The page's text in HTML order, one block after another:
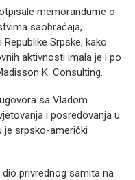
memorandume o
saobraćaja,
Srpske, kako
aktivnosti imala je i po
K. Consulting.
sa Vladom
i posredovanja u
je srpsko-američki
privrednog samita na